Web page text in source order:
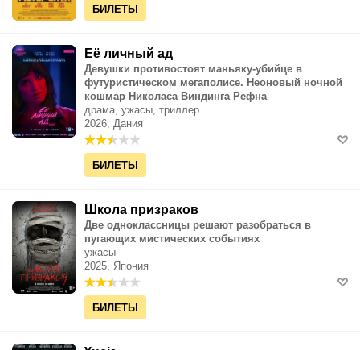
БИЛЕТЫ
Её личный ад
Девушки противостоят маньяку-убийце в
футуристическом мегаполисе. Неоновый ночной
кошмар Николаса Виндинга Рефна
драма, ужасы, триллер
2026, Дания
БИЛЕТЫ
Школа призраков
Две одноклассницы решают разобраться в
пугающих мистических событиях
ужасы
2025, Япония
БИЛЕТЫ